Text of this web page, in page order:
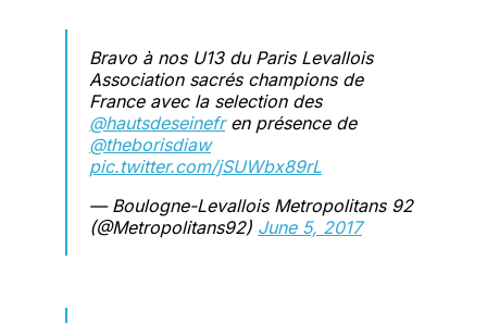
Bravo à nos U13 du Paris Levallois
Association sacrés champions de
France avec la selection des
@hautsdeseinefren présence de
@theborisdiaw
pic.twitter.com/jSUWbx89rL
— Boulogne-Levallois Metropolitans 92
(@Metropolitans92) June 5, 2017